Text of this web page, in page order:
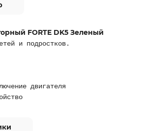
FORTE DK5 Зеленый
и подростков.
двигателя